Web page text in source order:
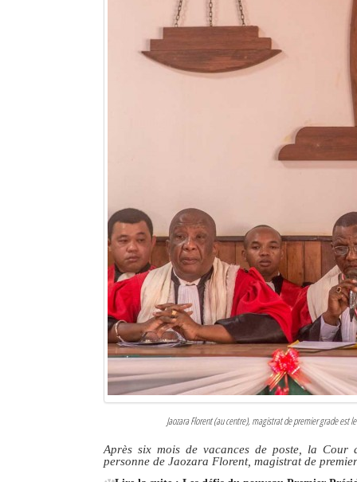
Jaozara Florent (au centre), magistrat de premier grade est
Après six mois de vacances de poste, la Cour
personne de Jaozara Florent, magistrat de